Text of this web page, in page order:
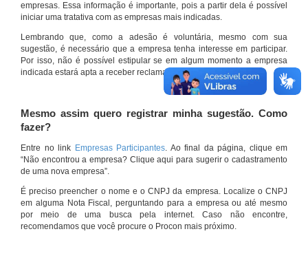
empresas. Essa informação é importante, pois a partir dela é possível
iniciar uma tratativa com as empresas mais indicadas.
Lembrando que, como a adesão é voluntária, mesmo com sua
sugestão, é necessário que a empresa tenha interesse em participar.
Por isso, não é possível estipular se em algum momento a empresa
indicada estará apta a receber reclamações por meio do site.
Mesmo assim quero registrar minha sugestão. Como
fazer?
Entre no link Empresas Participantes. Ao final da página, clique em
“Não encontrou a empresa? Clique aqui para sugerir o cadastramento
de uma nova empresa”.
É preciso preencher o nome e o CNPJ da empresa. Localize o CNPJ
em alguma Nota Fiscal, perguntando para a empresa ou até mesmo
por meio de uma busca pela internet. Caso não encontre,
recomendamos que você procure o Procon mais próximo.